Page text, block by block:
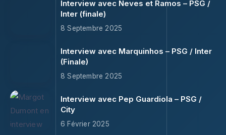
Interview avec Neves et Ramos – PSG /
Inter (finale)
8 Septembre 2025
Interview avec Marquinhos – PSG / Inter
(Finale)
8 Septembre 2025
Interview avec Pep Guardiola – PSG /
City
6 Février 2025